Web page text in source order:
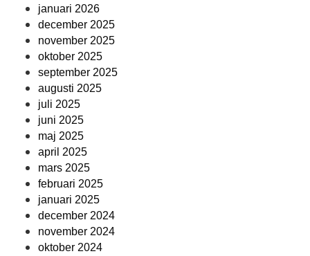
januari 2026
december 2025
november 2025
oktober 2025
september 2025
augusti 2025
juli 2025
juni 2025
maj 2025
april 2025
mars 2025
februari 2025
januari 2025
december 2024
november 2024
oktober 2024